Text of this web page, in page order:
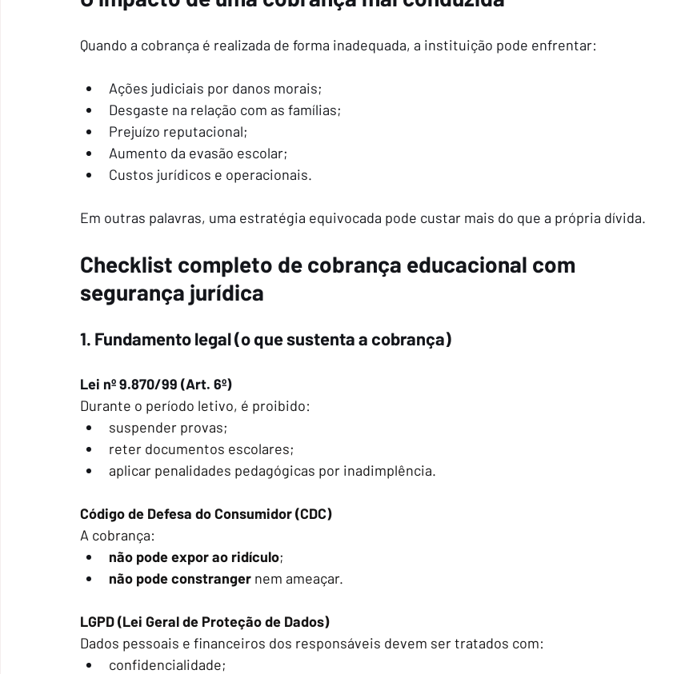
Quando a cobrança é realizada de forma inadequada, a instituição pode enfrentar:
Ações judiciais por danos morais;
Desgaste na relação com as famílias;
Prejuízo reputacional;
Aumento da evasão escolar;
Custos jurídicos e operacionais.
Em outras palavras, uma estratégia equivocada pode custar mais do que a própria dívida.
Checklist completo de cobrança educacional com
segurança jurídica
1. Fundamento legal (o que sustenta a cobrança)
Lei nº 9.870/99 (Art. 6º)
Durante o período letivo, é proibido:
suspender provas;
reter documentos escolares;
aplicar penalidades pedagógicas por inadimplência.
Código de Defesa do Consumidor (CDC)
A cobrança:
não pode expor ao ridículo;
não pode constranger nem ameaçar.
LGPD (Lei Geral de Proteção de Dados)
Dados pessoais e financeiros dos responsáveis devem ser tratados com:
confidencialidade;